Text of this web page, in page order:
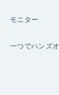
モニター
一つでハンズ